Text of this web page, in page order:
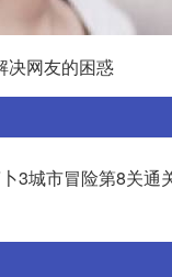
决网友的困惑
3城市冒险第8关